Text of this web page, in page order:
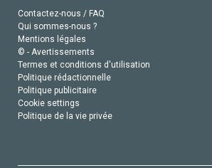
Contactez-nous / FAQ
Qui sommes-nous ?
Mentions légales
© - Avertissements
Termes et conditions d'utilisation
Politique rédactionnelle
Politique publicitaire
Cookie settings
Politique de la vie privée